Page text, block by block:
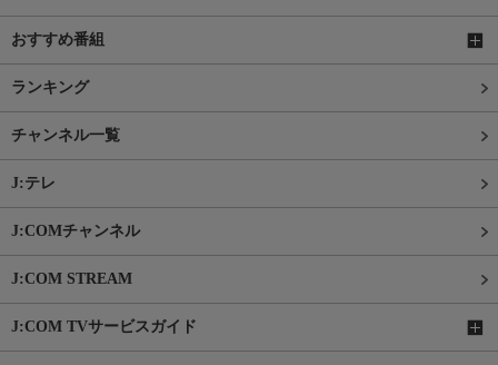
おすすめ番組
ランキング
チャンネル一覧
J:テレ
J:COMチャンネル
J:COM STREAM
J:COM TVサービスガイド